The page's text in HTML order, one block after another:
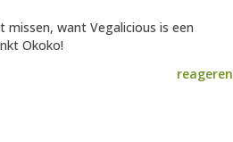
missen, want Vegalicious is een
Okoko!
reageren